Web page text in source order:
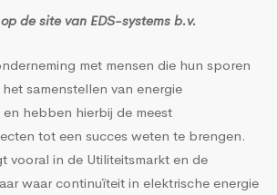
de site van EDS-systems b.v.
met mensen die hun sporen
samenstellen van energie
hebben hierbij de meest
tot een succes weten te brengen.
vooral in de Utiliteitsmarkt en de
waar continuïteit in elektrische energie